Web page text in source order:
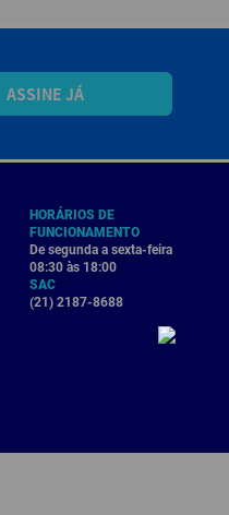
ASSINE JÁ
HORÁRIOS DE
FUNCIONAMENTO
De segunda a sexta-feira
08:30 às 18:00
SAC
(21) 2187-8688